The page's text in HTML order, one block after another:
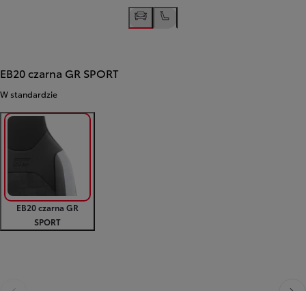
EB20 czarna GR SPORT
W standardzie
EB20 czarna GR
SPORT